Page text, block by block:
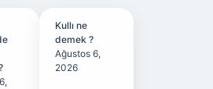
Kullı ne
demek ?
Ağustos 6,
2026